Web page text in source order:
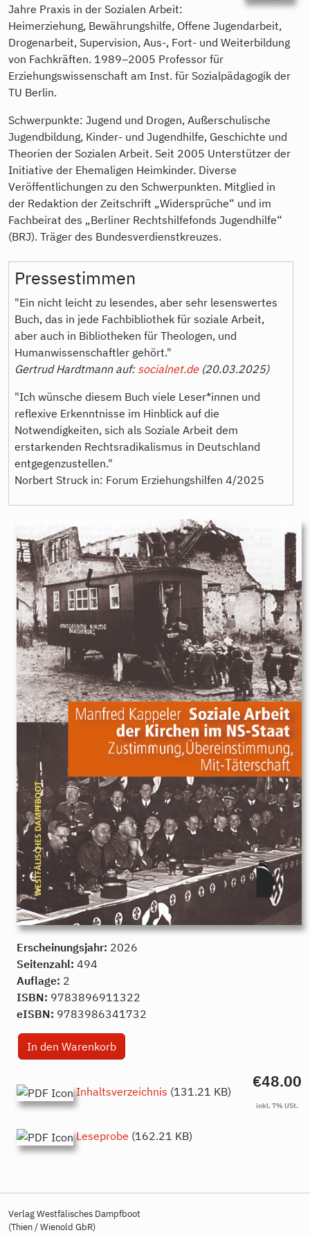
Jahre Praxis in der Sozialen Arbeit:
Heimerziehung, Bewährungshilfe, Offene Jugendarbeit,
Drogenarbeit, Supervision, Aus-, Fort- und Weiterbildung
von Fachkräften. 1989–2005 Professor für
Erziehungswissenschaft am Inst. für Sozialpädagogik der
TU Berlin.
Schwerpunkte: Jugend und Drogen, Außerschulische
Jugendbildung, Kinder- und Jugendhilfe, Geschichte und
Theorien der Sozialen Arbeit. Seit 2005 Unterstützer der
Initiative der Ehemaligen Heimkinder. Diverse
Veröffentlichungen zu den Schwerpunkten. Mitglied in
der Redaktion der Zeitschrift „Widersprüche“ und im
Fachbeirat des „Berliner Rechtshilfefonds Jugendhilfe“
(BRJ). Träger des Bundesverdienstkreuzes.
Pressestimmen
"Ein nicht leicht zu lesendes, aber sehr lesenswertes
Buch, das in jede Fachbibliothek für soziale Arbeit,
aber auch in Bibliotheken für Theologen, und
Humanwissenschaftler gehört."
Gertrud Hardtmann auf: socialnet.de(20.03.2025)
"Ich wünsche diesem Buch viele Leser*innen und
reflexive Erkenntnisse im Hinblick auf die
Notwendigkeiten, sich als Soziale Arbeit dem
erstarkenden Rechtsradikalismus in Deutschland
entgegenzustellen."
Norbert Struck in: Forum Erziehungshilfen 4/2025
Erscheinungsjahr: 2026
Seitenzahl: 494
Auflage: 2
ISBN: 9783896911322
eISBN: 9783986341732
€48.00
Inhaltsverzeichnis (131.21 KB)
Leseprobe (162.21 KB)
Verlag Westfälisches Dampfboot
(Thien / Wienold GbR)